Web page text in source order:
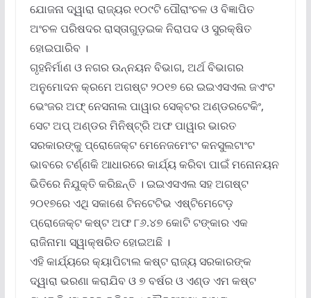
ଯୋଜନା ଦ୍ୱାରା ରାଜ୍ୟର ୧୦୯ଟି ପୌରାଂଚଳ ଓ ବିଜ୍ଞାପିତ
ଅଂଚଳ ପରିଷଦର ରାସ୍ତାଗୁଡ଼ଇକ ନିରାପଦ ଓ ସୁରକ୍ଷିତ
ହୋଇପାରିବ ।
ଗୃହନିର୍ମାଣ ଓ ନଗର ଉନ୍ନୟନ ବିଭାଗ, ଅର୍ଥ ବିଭାଗର
ଅନୁମୋଦନ କ୍ରମେ ଅଗଷ୍ଟ ୨୦୧୭ ରେ ଇଇଏସଏଲ ଜଏଂଟ
ଭେଂଜର ଅଫ୍ ନେସନାଲ ପାୱାର ସେକ୍ଟର ଅଣ୍ଡରଟେକିଂ,
ସେଟ ଅପ୍ ଅଣ୍ଡର ମିନିଷ୍ଟ୍ରି ଅଫ ପାୱାର ଭାରତ
ସରକାରଙ୍କୁ ପ୍ରୋଜେକ୍ଟ ମେନେଜମେଂଟ କନସୁଲଟାଂଟ
ଭାବରେ ଟର୍ଣ୍ଣକି ଆଧାରରେ କାର୍ଯ୍ୟ କରିବା ପାଇଁ ମନୋନୟନ
ଭିତିରେ ନିଯୁକ୍ତି କରିଛନ୍ତି । ଇଇଏସଏଲ ସହ ଅଗଷ୍ଟ
୨୦୧୭ରେ ଏଥି ସକାଶେ ଟିନଟେଟିଭ ଏଷ୍ଟିମେଟେଡ଼
ପ୍ରୋଜେକ୍ଟ କଷ୍ଟ ଅଫ ୮୬.୪୭ କୋଟି ଟଙ୍କାର ଏକ
ରାଜିନାମା ସ୍ୱାକ୍ଷରିତ ହୋଇଅଛି ।
ଏହି କାର୍ଯ୍ୟରେ କ୍ୟାପିଟାଲ କଷ୍ଟ ରାଜ୍ୟ ସରକାରଙ୍କ
ଦ୍ୱାରା ଭରଣା କରାଯିବ ଓ ୭ ବର୍ଷର ଓ ଏଣ୍ଡ ଏମ କଷ୍ଟ